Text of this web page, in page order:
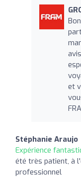
et
Stéphanie Araujo
Expérience
été très patient, à
professionnel